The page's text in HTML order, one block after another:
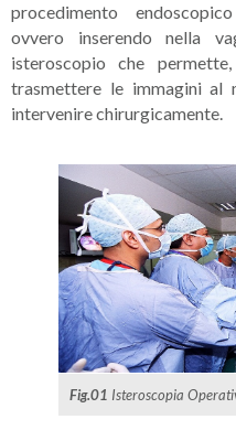
procedimento
ovvero inserendo nella
isteroscopio che
trasmettere le immagini al
intervenire chirurgicamente.
Fig.01 Isteroscopia